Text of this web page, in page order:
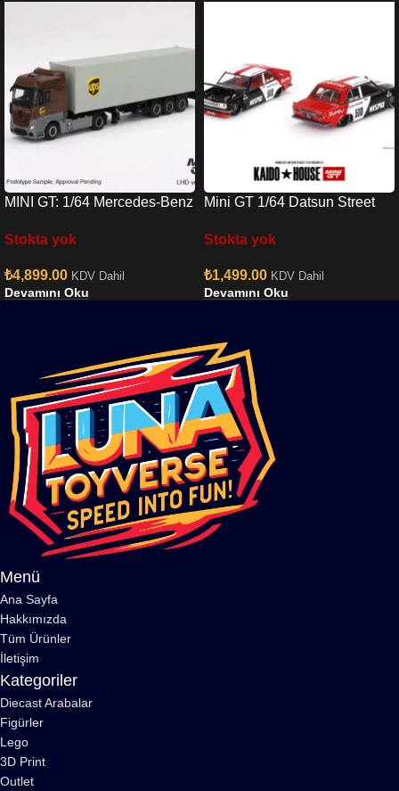
MINI GT: 1/64 Mercedes-Benz
UPS Europe”
Stokta yok
₺4,899.00 KDV Dahil
Devamını Oku
Mini GT 1/64 Datsun Street
Stokta yok
₺1,499.00 KDV Dahil
Devamını Oku
Menü
Ana Sayfa
Hakkımızda
Tüm Ürünler
İletişim
Kategoriler
Diecast Arabalar
Figürler
Lego
3D Print
Outlet